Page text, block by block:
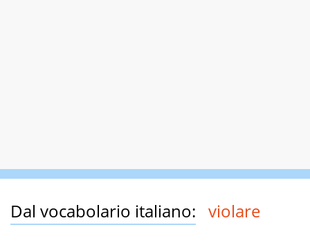
Dal vocabolario italiano: violare